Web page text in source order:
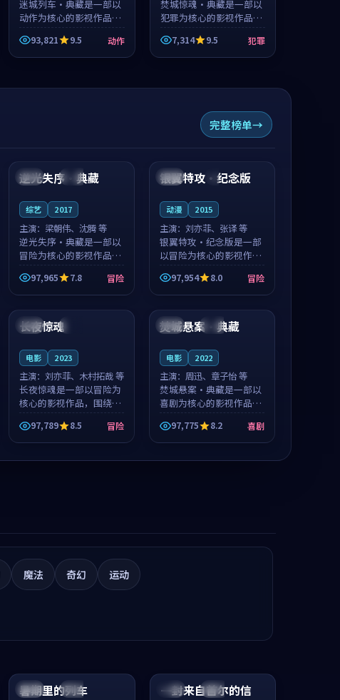
迷城列车·典藏是一部以
动作为核心的影视作品，
围绕危机、反转与人物成
长展开，整体节奏紧凑，
值得推荐观看。
93,821 9.5 动作
焚城惊魂·典藏是一部以
犯罪为核心的影视作品，
围绕危机、反转与人物成
长展开，整体节奏紧凑，
值得推荐观看。
7,314 9.5 犯罪
完整榜单
日本 完结
99:51
逆光失序·典藏
综艺 2017
主演： 梁朝伟、沈腾 等
逆光失序·典藏是一部以
冒险为核心的影视作品，
围绕危机、反转与人物成
长展开，整体节奏紧凑，
值得推荐观看。
97,965 7.8 冒险
中国 4K
99:43
银翼特攻·纪念版
动漫 2015
主演： 刘亦菲、张译 等
银翼特攻·纪念版是一部
以冒险为核心的影视作
品，围绕危机、反转与人
物成长展开，整体节奏紧
凑，值得推荐观看。
97,954 8.0 冒险
中国
88:29
长夜惊魂
电影 2023
主演： 刘亦菲、木村拓哉 等
长夜惊魂是一部以冒险为
核心的影视作品，围绕危
机、反转与人物成长展
开，整体节奏紧凑，值得
推荐观看。
97,789 8.5 冒险
中国 热播
99:33
焚城悬案·典藏
电影 2022
主演： 周迅、章子怡 等
焚城悬案·典藏是一部以
喜剧为核心的影视作品，
围绕危机、反转与人物成
长展开，整体节奏紧凑，
值得推荐观看。
97,775 8.2 喜剧
魔法 奇幻 运动
中国 杜比
暑期里的列车 韩国 热播
一封来自首尔的信